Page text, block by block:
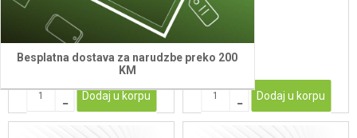
Besplatna dostava za narudzbe preko 200
KM
3,00
Dodaj u korpu
36,00
Dodaj u korpu